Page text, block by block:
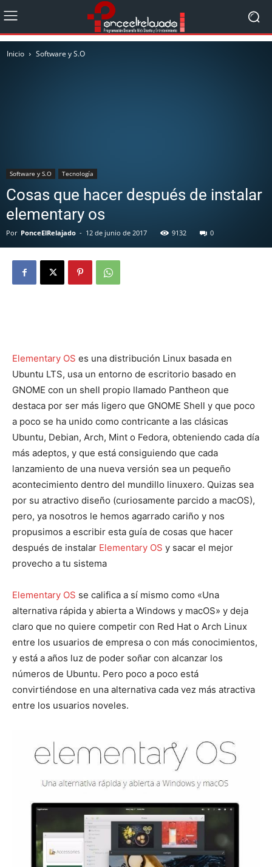
Inicio Software y S.O
Software y S.O Tecnología
Cosas que hacer después de instalar
elementary os
Por PonceElRelajado - 12 de junio de 2017 9132 0
Elementary OS es una distribución Linux basada en
Ubuntu LTS, usa un entorno de escritorio basado en
GNOME con un shell propio llamado Pantheon que
destaca por ser más ligero que GNOME Shell y que poco
a poco se ha unido como contricante a las clásicas
Ubuntu, Debian, Arch, Mint o Fedora, obteniendo cada día
más adeptos, y que está consiguiendo que cada
lanzamiento de una nueva versión sea un pequeño
acontecimiento dentro del mundillo linuxero. Quizas sea
por su atractivo diseño (curiosamente parcido a macOS),
pero, ya nosotros le hemos agarrado cariño y nos
propusimos a escribir esta guía de cosas que hacer
después de instalar Elementary OS y sacar el mejor
provecho a tu sistema
Elementary OS se califica a sí mismo como «Una
alternativa rápida y abierta a Windows y macOS» y deja
claro que no quiere competir con Red Hat o Arch Linux
entre los usuarios de empresa o con más conocimientos,
y está a años luz de poder soñar con alcanzar los
números de Ubuntu. Pero poco a poco está
convirtiéndose en una alternativa cada vez más atractiva
entre los usuarios noveles.